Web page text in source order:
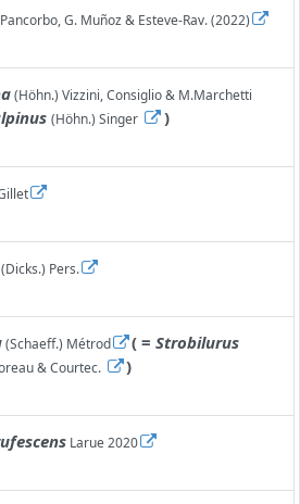
Pancorbo, G. Muñoz & Esteve-Rav. (2022)
(Höhn.) Vizzini, Consiglio & M.Marchetti
(Höhn.) Singer
)
(Dicks.) Pers.
(Schaeff.) Métrod ( =Strobilurus
& Courtec.
)
Larue 2020